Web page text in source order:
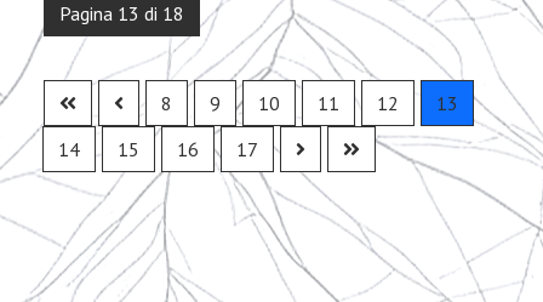
Pagina 13 di 18
8 9 10 11 12
13
14
15 16 17